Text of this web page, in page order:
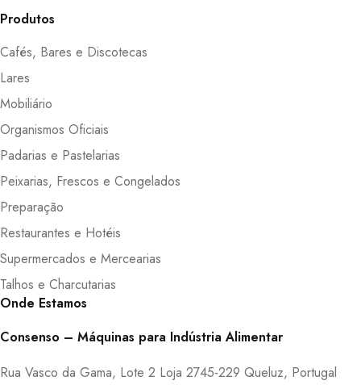
Produtos
Cafés, Bares e Discotecas
Lares
Mobiliário
Organismos Oficiais
Padarias e Pastelarias
Peixarias, Frescos e Congelados
Preparação
Restaurantes e Hotéis
Supermercados e Mercearias
Talhos e Charcutarias
Onde Estamos
Consenso – Máquinas para Indústria Alimentar
Rua Vasco da Gama, Lote 2 Loja 2745-229 Queluz, Portugal